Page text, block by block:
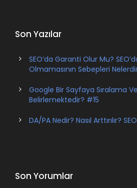
Son Yazılar
SEO’da Garanti Olur Mu?
Olmamasının Sebepleri
Google Bir Sayfaya Sıralama
Belirlemektedir? #15
DA/PA Nedir? Nasıl Arttırılır?
Son Yorumlar